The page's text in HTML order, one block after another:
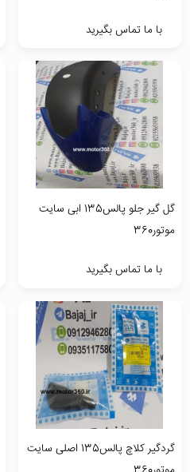
با ما تماس بگیرید
گل گیر جلو پالس135 ابی سایت
موتور360
با ما تماس بگیرید
گردگیر کلاچ پالس135 اصلی سایت